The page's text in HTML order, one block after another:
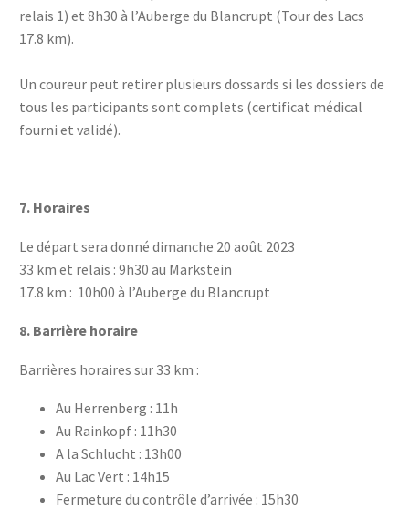
relais 1) et 8h30 à l’Auberge du Blancrupt (Tour des Lacs
17.8 km).
Un coureur peut retirer plusieurs dossards si les dossiers de
tous les participants sont complets (certificat médical
fourni et validé).
7. Horaires
Le départ sera donné dimanche 20 août 2023
33 km et relais : 9h30 au Markstein
17.8 km : 10h00 à l’Auberge du Blancrupt
8. Barrière horaire
Barrières horaires sur 33 km :
Au Herrenberg : 11h
Au Rainkopf : 11h30
A la Schlucht : 13h00
Au Lac Vert : 14h15
Fermeture du contrôle d’arrivée : 15h30